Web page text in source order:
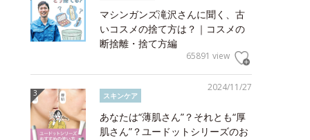
マシンガンズ滝沢さんに聞く、古
いコスメの捨て方は？｜コスメの
断捨離・捨て方編
65891 view
2024/11/27
スキンケア
あなたは“薄肌さん”？それとも“厚
肌さん”？ユードットシリーズのお